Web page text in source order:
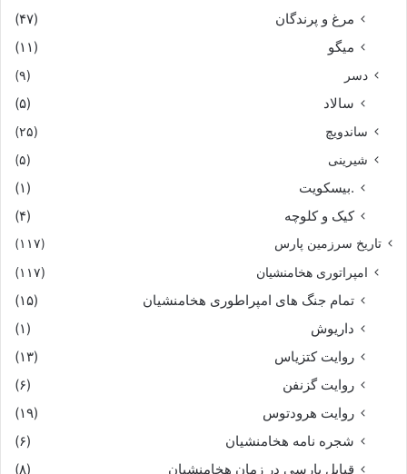
مرغ و پرندگان
(۴۷)
میگو
(۱۱)
دسر (۹)
سالاد (۵)
ساندویچ
(۲۵)
شیرینی
(۵)
.بیسکویت
(۱)
کیک و کلوچه
(۴)
تاریخ سرزمین پارس (۱۱۷)
امپراتوری هخامنشیان (۱۱۷)
تمام جنگ های امپراطوری هخامنشیان
(۱۵)
داریوش
(۱)
روایت کتزیاس
(۱۳)
روایت گزنفن
(۶)
روایت هرودتوس
(۱۹)
شجره نامه هخامنشیان
(۶)
قبایل پارسی در زمان هخامنشیان
(۸)